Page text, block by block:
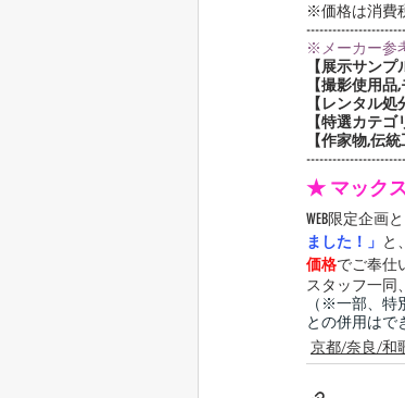
※価格は消費
※メーカー参
【展示サンプ
【撮影使用品
【レンタル処
【特選カテゴ
【作家物,伝統
★ マック
WEB限定企画
ました！」 と
価格でご奉仕
スタッフ一同
（※一部、
との併用はで
京都/奈良/和